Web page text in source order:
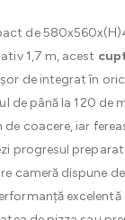
de
1,7 m, acest
de integrat în
de până la 120 de
coacere, iar
progresul
cameră dispune